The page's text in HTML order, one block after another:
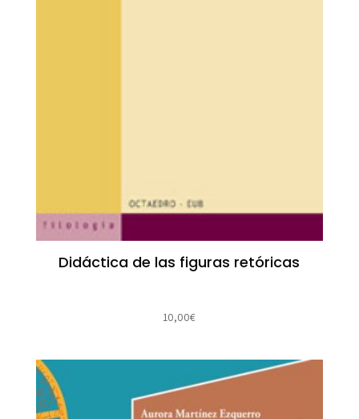
Didáctica de las figuras retóricas
10,00€